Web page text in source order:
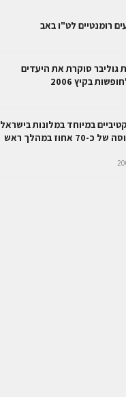
רומנטיים לט"ו באב
גוליבר סוקרת את היעדים
בקיץ 2006
במיוחד במלונות בישראל
בשל רמת תפוסה של כ-70 אחוז במהלך ראש